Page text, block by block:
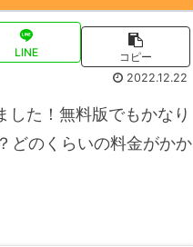
LINE
コピー
2022.12.22
した！無料版でもかなり
どのくらいの料金がかか